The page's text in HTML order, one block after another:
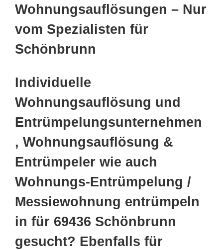
Wohnungsauflösungen – Nur
vom Spezialisten für
Schönbrunn
Individuelle
Wohnungsauflösung und
Entrümpelungsunternehmen
, Wohnungsauflösung &
Entrümpeler wie auch
Wohnungs-Entrümpelung /
Messiewohnung entrümpeln
in für 69436 Schönbrunn
gesucht? Ebenfalls für